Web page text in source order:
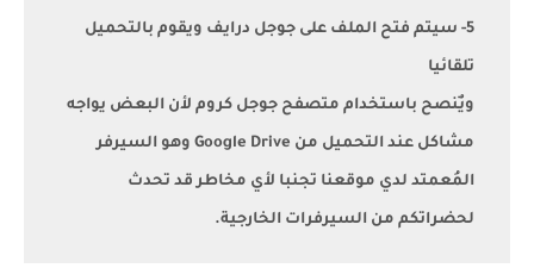
5- سيتم فتح الملف على جوجل درايف ويقوم بالتحميل
تلقائيا
ويٌنصح باستخدام متصفح جوجل كروم لأن البعض يواجه
مشاكل عند التحميل من Google Drive وهو السيرفر
المُعمتد لدي موقعنا تجنبا لأي مخاطر قد تحدث
لحضراتكم من السيرفرات الخارجية.